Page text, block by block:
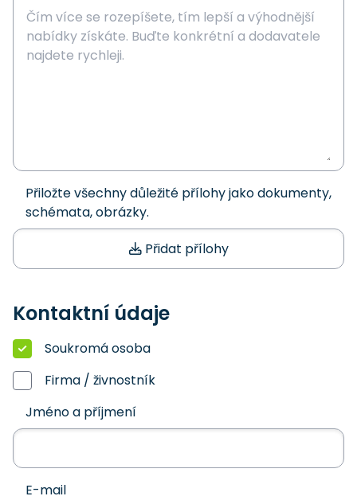
Přiložte všechny důležité přílohy jako dokumenty,
schémata, obrázky.
Přidat přílohy
Kontaktní údaje
Soukromá osoba
Firma / živnostník
Jméno a příjmení
E-mail